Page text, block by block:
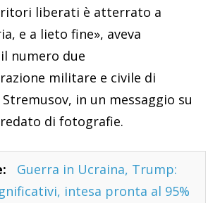
liberati è atterrato a
e a lieto fine», aveva
numero due
militare e civile di
in un messaggio su
di fotografie.
Guerra in Ucraina, Trump:
intesa pronta al 95%